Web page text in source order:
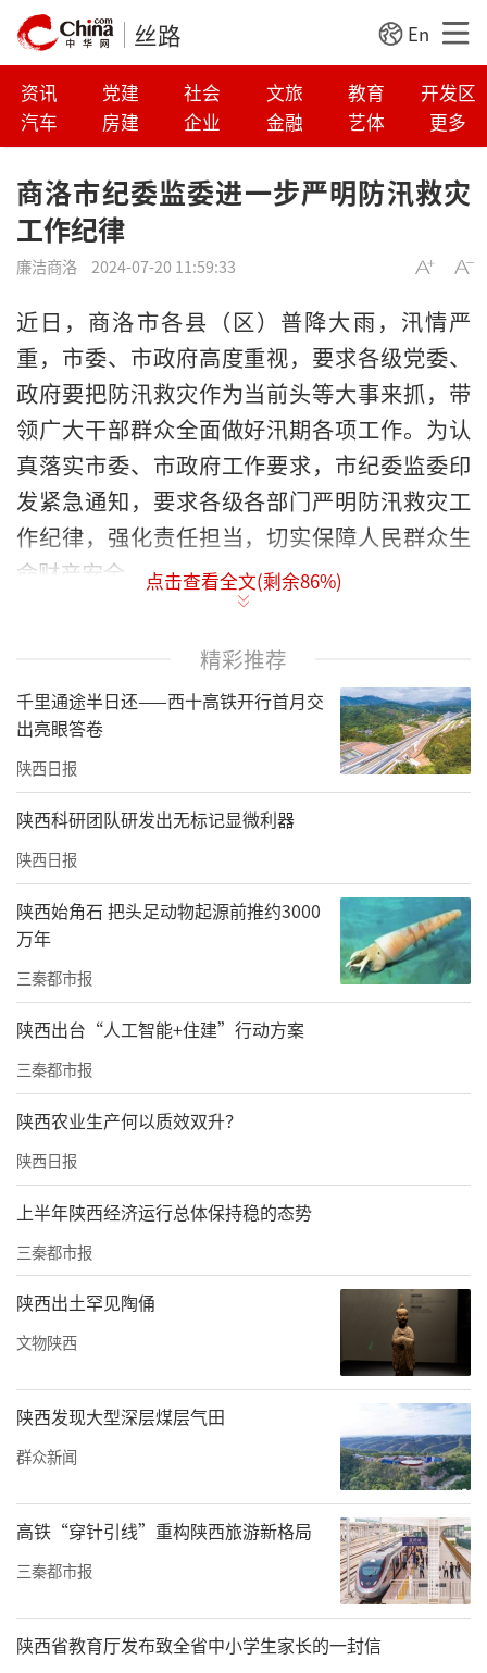
丝路 En
资讯 党建 社会 文旅 教育
开发区
汽车
房建 企业 金融 艺体 更多
商洛市纪委监委进一步严明防汛救灾
工作纪律
廉洁商洛 2024-07-20 11:59:33
近日，商洛市各县（区）普降大雨，汛情严
重，市委、市政府高度重视，要求各级党委、
政府要把防汛救灾作为当前头等大事来抓，带
领广大干部群众全面做好汛期各项工作。为认
真落实市委、市政府工作要求，市纪委监委印
发紧急通知，要求各级各部门严明防汛救灾工
作纪律，强化责任担当，切实保障人民群众生
命财产安全。
坚持人民至上、生命至上，压实主体责任，以
优良作风开展防汛救灾。广大党员、干部要坚
决严明纪律要求，坚守工作岗位，自觉做
到“十严禁十严格”：一是严禁有令不行、有
禁不止，不切实履行防汛救灾职责；严格服从
市委、市政府和防汛指挥机构统一指挥调度，
坚决扛牢防汛救灾政治责任。二是严禁不以为
然、不顾大局，搞形式主义官僚主义；严格落
实“人盯人”防抢撤、临灾预警“叫应”等机
制，树牢大局意识，抓执行、促落实。三是严
禁慵懒拖沓、推诿扯皮，不关心群众疾苦，不
项措施，做到分工明确、各负其责、通力合
作。四是严禁临阵退缩、擅离职守，未经请示
同意私自外出；严格落实领导带班和24小时值
班制度，不得关闭通讯工具，确保讯息渠道通
畅。五是严禁麻痹大意、经验主义，值班值
守、巡查排查流于形式；严格开展巡查排险，
落实防汛救灾责任制要求，及时发现排除化解
险情，杜绝侥幸心理。六是严禁欺上瞒下、自
以为是，瞒报、漏报、迟报、乱报汛情灾情；
严格执行重大信息报送制度，发生重大事项、
险情和紧急突发事件，必须按程序及时报告。
七是严禁铤而走险、顶风违纪，防汛期间违反
规定搞饮酒、娱乐等活动；严格落实防汛救灾
期间干部纪律作风要求，充分发挥先锋模范带
头作用。八是严禁以权谋私、优亲厚友，贪
污、挪用、截留、挤占防汛救灾资金和物资；
严格落实防汛救灾物资、专项资金管理要求，
点击查看全文(剩余86%)
精彩推荐
千里通途半日还——西十高铁开行首月交
出亮眼答卷
陕西日报
陕西科研团队研发出无标记显微利器
陕西日报
陕西始角石 把头足动物起源前推约3000
万年
三秦都市报
陕西出台“人工智能+住建”行动方案
三秦都市报
陕西农业生产何以质效双升？
陕西日报
上半年陕西经济运行总体保持稳的态势
三秦都市报
陕西出土罕见陶俑
文物陕西
陕西发现大型深层煤层气田
群众新闻
高铁“穿针引线”重构陕西旅游新格局
三秦都市报
陕西省教育厅发布致全省中小学生家长的一封信